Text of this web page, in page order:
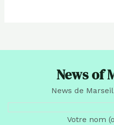
News of
News de
Votre nom